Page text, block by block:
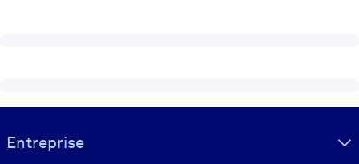
Visually hidden Text
Entreprise